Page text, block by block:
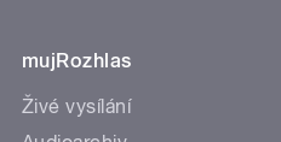
mujRozhlas
Živé vysílání